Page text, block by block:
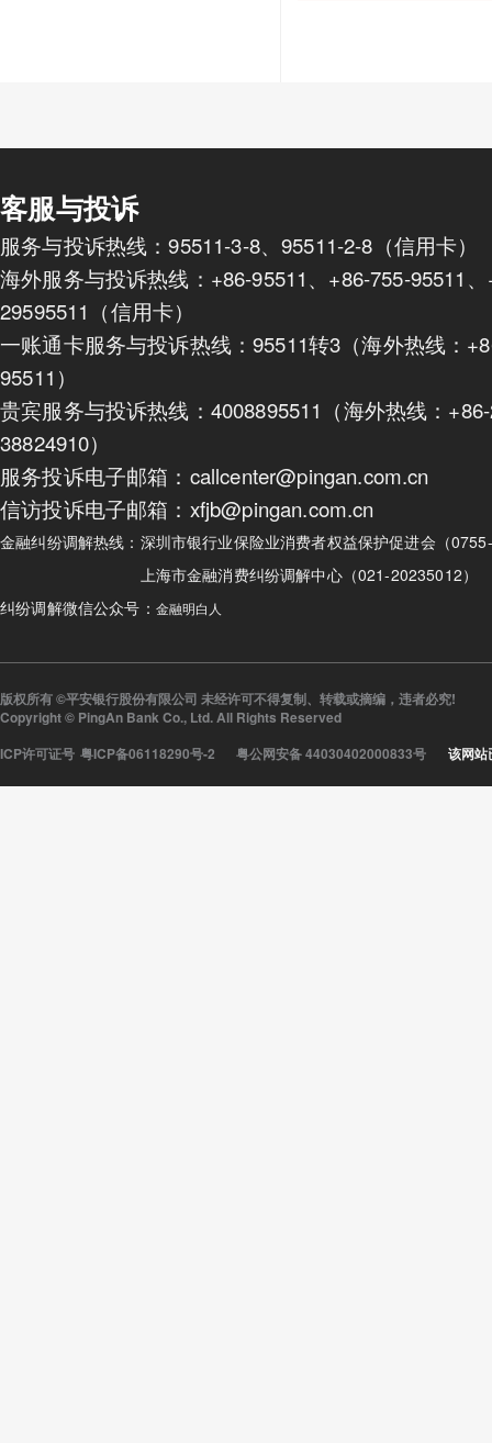
客服与投诉
服务与投诉热线：95511-3-8、95511-2-8（信用卡）
海外服务与投诉热线：+86-95511、+86-755-95511
29595511（信用卡）
一账通卡服务与投诉热线：95511转3（海外热线：
95511）
贵宾服务与投诉热线：4008895511（海外热线：
38824910）
服务投诉电子邮箱：callcenter@pingan.com.cn
信访投诉电子邮箱：xfjb@pingan.com.cn
金融纠纷调解热线： 深圳市银行业保险业消费者权益保护促进会（
上海市金融消费纠纷调解中心（021-20235012）
纠纷调解微信公众号： 金融明白人
版权所有 ©平安银行股份有限公司 未经许可不得复制、转载或摘编，违者必究!
Copyright © PingAn Bank Co., Ltd. All Rights Reserved
ICP许可证号 粤ICP备06118290号-2 粤公网安备 44030402000833号 该网站